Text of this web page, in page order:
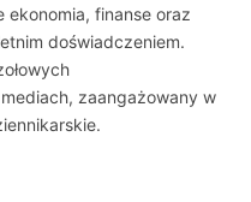
ekonomia, finanse oraz
doświadczeniem.
zaangażowany w